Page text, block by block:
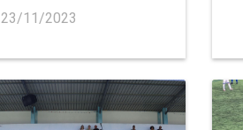
23/11/2023